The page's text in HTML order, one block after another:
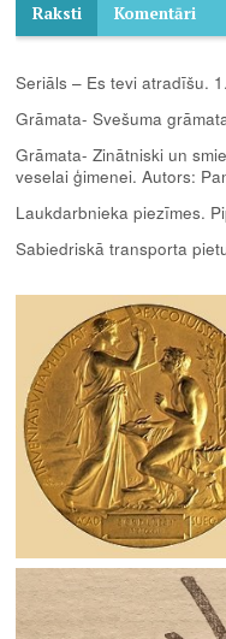
Raksti Komentāri
Seriāls – Es tevi atradīšu.
Grāmata- Svešuma
Grāmata- Zinātniski un
veselai ģimenei. Autors:
Laukdarbnieka piezīmes.
Sabiedriskā transporta